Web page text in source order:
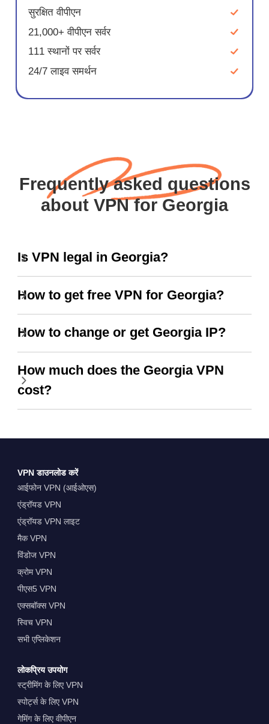
सुरक्षित वीपीएन
21,000+ वीपीएन सर्वर
111 स्थानों पर सर्वर
24/7 लाइव समर्थन
Frequently asked questions
about VPN for Georgia
Is VPN legal in Georgia?
How to get free VPN for Georgia?
How to change or get Georgia IP?
How much does the Georgia VPN
cost?
VPN डाउनलोड करें
आईफोन VPN (आईओएस)
एंड्रॉयड VPN
एंड्रॉयड VPN लाइट
मैक VPN
विंडोज VPN
क्रोम VPN
पीएस5 VPN
एक्सबॉक्स VPN
स्विच VPN
सभी एप्लिकेशन
लोकप्रिय उपयोग
स्ट्रीमिंग के लिए VPN
स्पोर्ट्स के लिए VPN
गेमिंग के लिए वीपीएन